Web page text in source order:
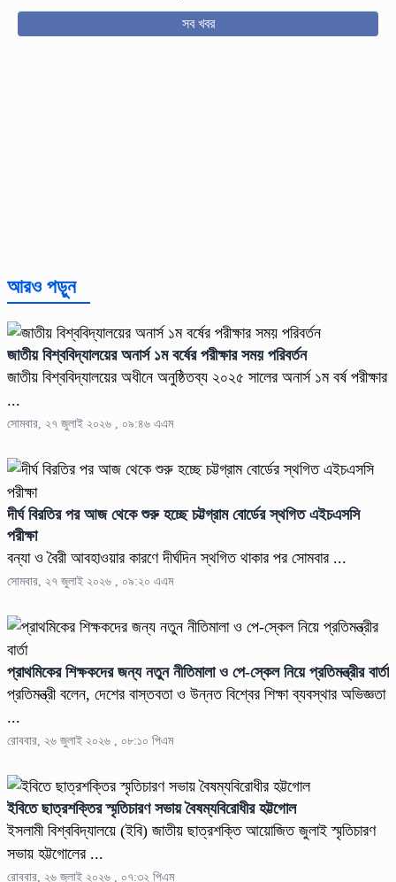
সব খবর
আরও পড়ুন
জাতীয় বিশ্ববিদ্যালয়ের অনার্স ১ম বর্ষের পরীক্ষার সময় পরিবর্তন
জাতীয় বিশ্ববিদ্যালয়ের অধীনে অনুষ্ঠিতব্য ২০২৫ সালের অনার্স ১ম বর্ষ পরীক্ষার
...
সোমবার, ২৭ জুলাই ২০২৬ , ০৯:৪৬ এএম
দীর্ঘ বিরতির পর আজ থেকে শুরু হচ্ছে চট্টগ্রাম বোর্ডের স্থগিত এইচএসসি
পরীক্ষা
বন্যা ও বৈরী আবহাওয়ার কারণে দীর্ঘদিন স্থগিত থাকার পর সোমবার ...
সোমবার, ২৭ জুলাই ২০২৬ , ০৯:২০ এএম
প্রাথমিকের শিক্ষকদের জন্য নতুন নীতিমালা ও পে-স্কেল নিয়ে প্রতিমন্ত্রীর বার্তা
প্রতিমন্ত্রী বলেন, দেশের বাস্তবতা ও উন্নত বিশ্বের শিক্ষা ব্যবস্থার অভিজ্ঞতা
...
রোববার, ২৬ জুলাই ২০২৬ , ০৮:১০ পিএম
ইবিতে ছাত্রশক্তির স্মৃতিচারণ সভায় বৈষম্যবিরোধীর হট্টগোল
ইসলামী বিশ্ববিদ্যালয়ে (ইবি) জাতীয় ছাত্রশক্তি আয়োজিত জুলাই স্মৃতিচারণ
সভায় হট্টগোলের ...
রোববার, ২৬ জুলাই ২০২৬ , ০৭:৩২ পিএম